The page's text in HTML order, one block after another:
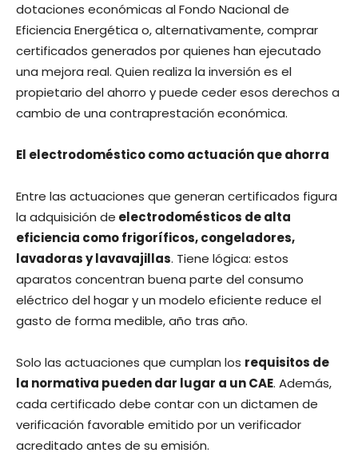
dotaciones económicas al Fondo Nacional de
Eficiencia Energética o, alternativamente, comprar
certificados generados por quienes han ejecutado
una mejora real. Quien realiza la inversión es el
propietario del ahorro y puede ceder esos derechos a
cambio de una contraprestación económica.
El electrodoméstico como actuación que ahorra
Entre las actuaciones que generan certificados figura
la adquisición de electrodomésticos de alta
eficiencia como frigoríficos, congeladores,
lavadoras y lavavajillas. Tiene lógica: estos
aparatos concentran buena parte del consumo
eléctrico del hogar y un modelo eficiente reduce el
gasto de forma medible, año tras año.
Solo las actuaciones que cumplan los requisitos de
la normativa pueden dar lugar a un CAE. Además,
cada certificado debe contar con un dictamen de
verificación favorable emitido por un verificador
acreditado antes de su emisión.